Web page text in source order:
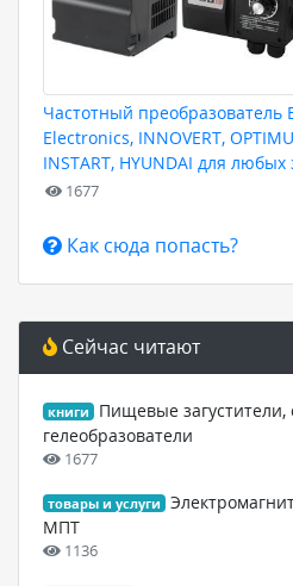
Частотный преобразователь
Electronics, INNOVERT,
INSTART, HYUNDAI для любых
1677
Как сюда попасть?
Сейчас читают
книги
Пищевые загустители,
гелеобразователи
1677
товары и услуги
МПТ
1136